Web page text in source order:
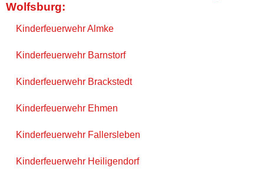
Wolfsburg:
Kinderfeuerwehr Almke
Kinderfeuerwehr Barnstorf
Kinderfeuerwehr Brackstedt
Kinderfeuerwehr Ehmen
Kinderfeuerwehr Fallersleben
Kinderfeuerwehr Heiligendorf